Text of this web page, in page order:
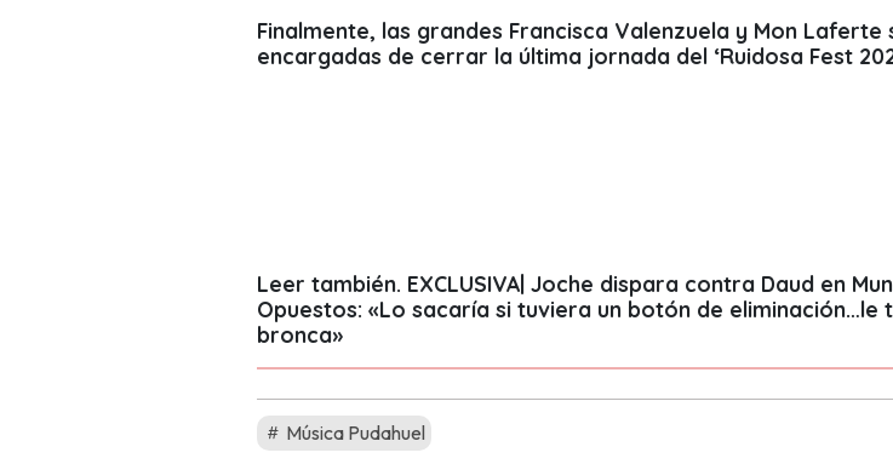
Finalmente, las grandes Francisca Valenzuela y Mon Laferte
encargadas de cerrar la última jornada del ‘Ruidosa Fest
Leer también. EXCLUSIVA| Joche dispara contra Daud en
Opuestos: «Lo sacaría si tuviera un botón de eliminación…le
bronca»
Música Pudahuel